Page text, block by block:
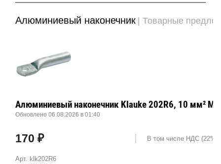
Алюминиевый наконечник | Товарные
Арт. klk202R6
Алюминиевый наконечник Klauke 202R6, 10 мм² М6
Обновлено 06.08.2026 в 01:40
170 ₽ В том числе НДС (22%):